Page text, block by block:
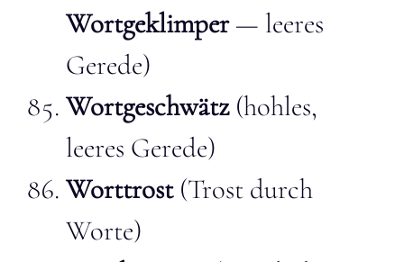
Wortgeklimper— leeres
Gerede)
Wortgeschwätz (hohles,
leeres Gerede)
Worttrost(Trost durch
Worte)